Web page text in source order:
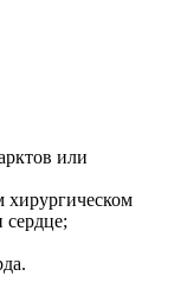
или
хирургическом
сердце;